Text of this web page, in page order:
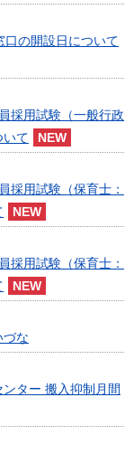
の開設日について
採用試験（一般行政
いて
採用試験（保育士：
採用試験（保育士：
づな
ター 搬入抑制月間